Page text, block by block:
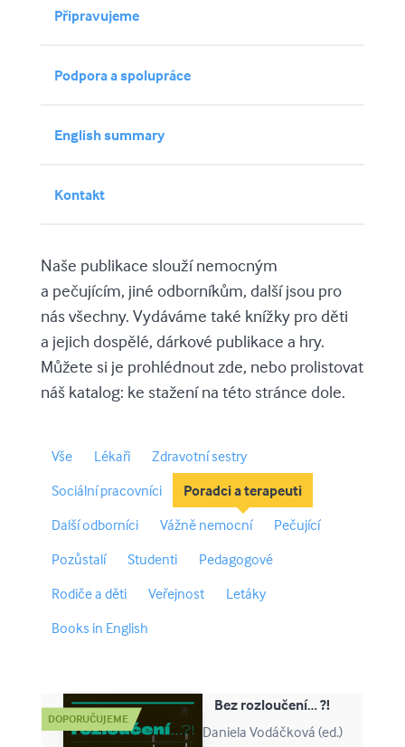
Připravujeme
Podpora a spolupráce
English summary
Kontakt
Naše publikace slouží nemocným
a pečujícím, jiné odborníkům, další jsou pro
nás všechny. Vydáváme také knížky pro děti
a jejich dospělé, dárkové publikace a hry.
Můžete si je prohlédnout zde, nebo prolistovat
náš katalog: ke stažení na této stránce dole.
Vše Lékaři
Zdravotní sestry
Sociální pracovníci
Poradci a terapeuti
Další odborníci
Vážně nemocní
Pečující
Pozůstalí
Studenti
Pedagogové
Rodiče a děti
Veřejnost
Letáky
Books in English
Bez rozloučení… ?!
Daniela Vodáčková (ed.)